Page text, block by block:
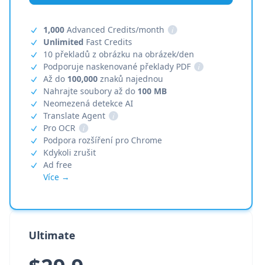
1,000 Advanced Credits/month
i
Unlimited Fast Credits
10 překladů z obrázku na obrázek/den
Podporuje naskenované překlady PDF
i
Až do 100,000 znaků najednou
Nahrajte soubory až do 100 MB
Neomezená detekce AI
Translate Agent
i
Pro OCR
i
Podpora rozšíření pro Chrome
Kdykoli zrušit
Ad free
Více →
Ultimate